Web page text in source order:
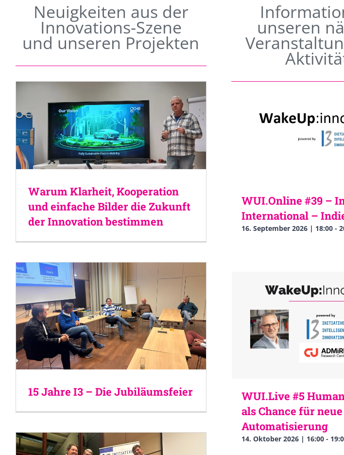
Neuigkeiten aus der
Innovations-Szene
und unseren Projekten
Warum Klarheit, Kooperation
und einfache Bilder die Zukunft
der Innovation bestimmen
15 Jahre I3 – Die Jubiläumsfeier
unseren
WUI.Online #39 –
International –
16. September 2026 | 18:00-
WUI.Live #5
als Chance für neue
Automatisierung
14. Oktober 2026 | 16:00-